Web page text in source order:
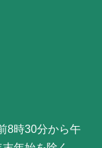
8時30分から午